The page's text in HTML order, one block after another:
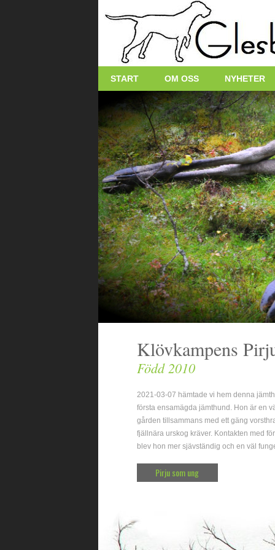
START OM OSS NYHETER
Klövkampens
Född 2010
2021-03-07 hämtade vi hem denna
första ensamägda jämthund. Hon är en
gården tillsammans med ett gäng
fjällnära urskog kräver. Kontakten med
blev hon mer sjävständig och en väl
Pirju som ung